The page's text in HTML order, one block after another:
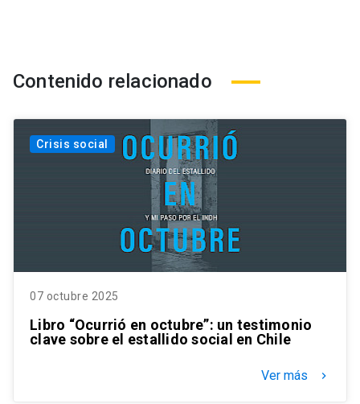
Contenido relacionado
Crisis social
07 octubre 2025
Libro “Ocurrió en octubre”: un testimonio
clave sobre el estallido social en Chile
Ver más keyboard_arrow_right